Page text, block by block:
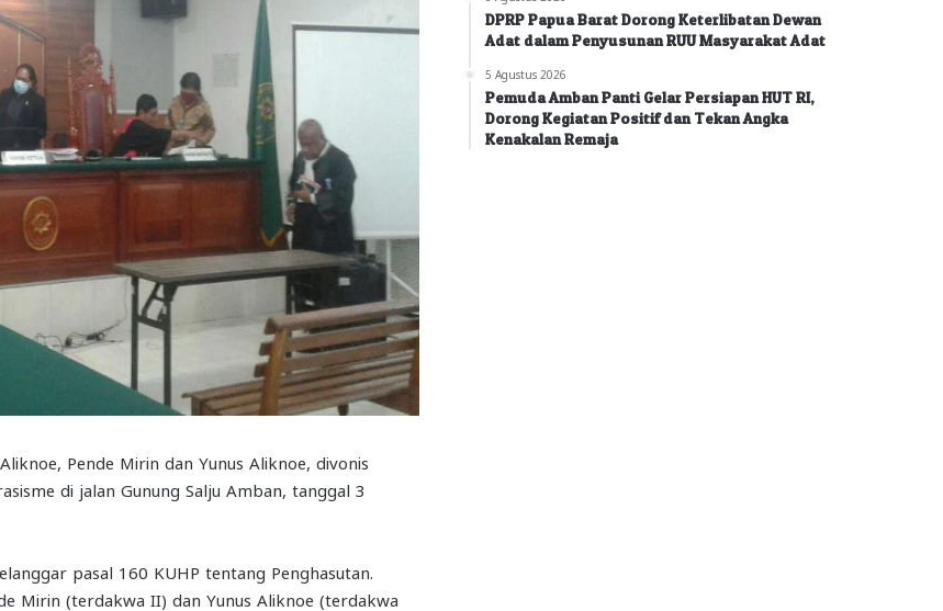
Pende Mirin dan Yunus Aliknoe, divonis
di jalan Gunung Salju Amban, tanggal 3
pasal 160 KUHP tentang Penghasutan.
Mirin (terdakwa II) dan Yunus Aliknoe (terdakwa
DPRP Papua Barat Dorong Keterlibatan Dewan
Adat dalam Penyusunan RUU Masyarakat Adat
5 Agustus 2026
Pemuda Amban Panti Gelar Persiapan HUT RI,
Dorong Kegiatan Positif dan Tekan Angka
Kenakalan Remaja